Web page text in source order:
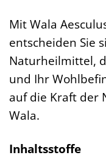
Mit Wala
entscheiden Sie
Naturheilmittel,
und Ihr
auf die Kraft der
Wala.
Inhaltsstoffe